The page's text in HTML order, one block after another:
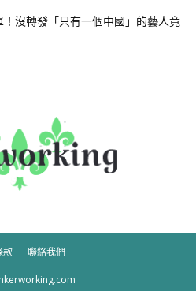
！沒轉發「只有一個中國」的藝人竟
款 聯絡我們